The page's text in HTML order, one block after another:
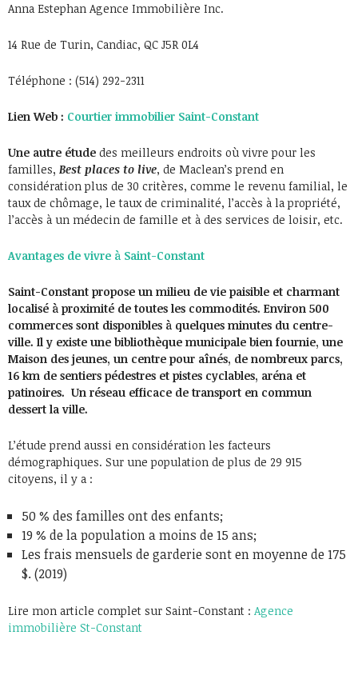
Anna Estephan Agence Immobilière Inc.
14 Rue de Turin, Candiac, QC J5R 0L4
Téléphone : (514) 292-2311
Lien Web : Courtier immobilier Saint-Constant
Une autre étude des meilleurs endroits où vivre pour les
familles, Best places to live, de Maclean’s prend en
considération plus de 30 critères, comme le revenu familial, le
taux de chômage, le taux de criminalité, l’accès à la propriété,
l’accès à un médecin de famille et à des services de loisir, etc.
Avantages de vivre à Saint-Constant
Saint-Constant propose un milieu de vie paisible et charmant
localisé à proximité de toutes les commodités. Environ 500
commerces sont disponibles à quelques minutes du centre-
ville. Il y existe une bibliothèque municipale bien fournie, une
Maison des jeunes, un centre pour aînés, de nombreux parcs,
16 km de sentiers pédestres et pistes cyclables, aréna et
patinoires. Un réseau efficace de transport en commun
dessert la ville.
L’étude prend aussi en considération les facteurs
démographiques. Sur une population de plus de 29 915
citoyens, il y a :
50 % des familles ont des enfants;
19 % de la population a moins de 15 ans;
Les frais mensuels de garderie sont en moyenne de 175
$. (2019)
Lire mon article complet sur Saint-Constant : Agence
immobilière St-Constant